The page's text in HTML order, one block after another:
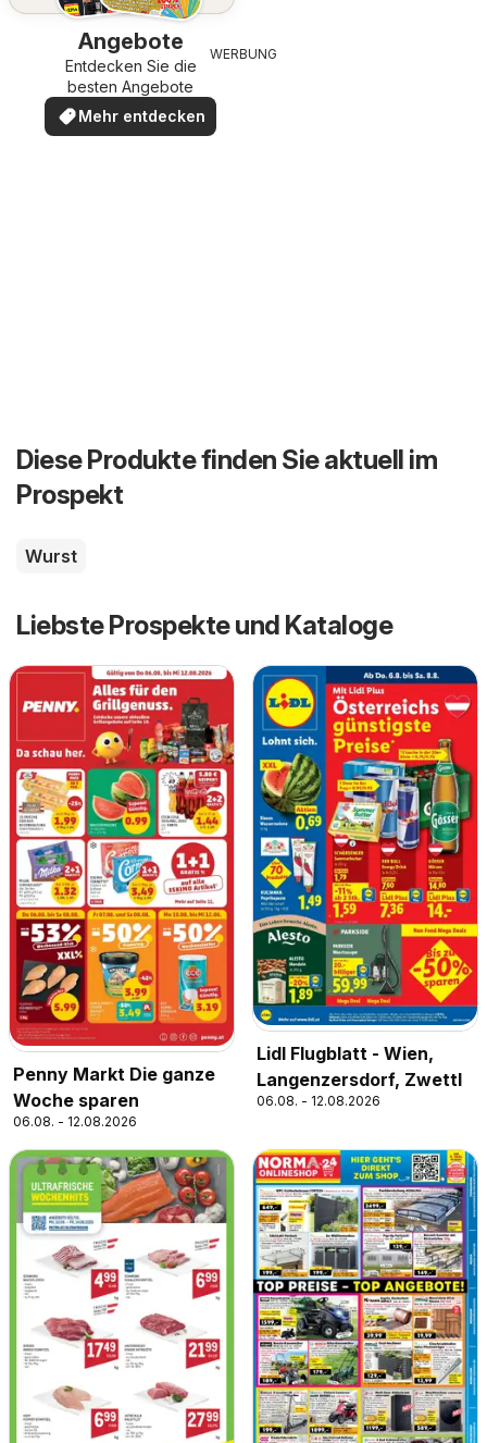
Angebote
Entdecken Sie die
besten Angebote
Mehr entdecken
WERBUNG
Diese Produkte finden Sie aktuell im
Prospekt
Wurst
Liebste Prospekte und Kataloge
Penny Markt Die ganze
Woche sparen
06.08. - 12.08.2026
Lidl Flugblatt - Wien,
Langenzersdorf, Zwettl
06.08. - 12.08.2026